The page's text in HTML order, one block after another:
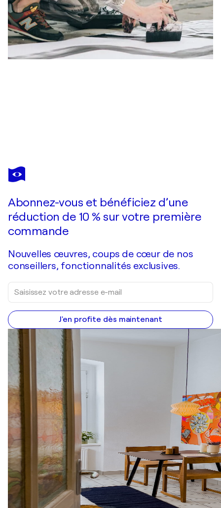
MAKSYM
SKVORTSOV
Je passe commande
Abonnez-vous et bénéficiez d’une
réduction de 10 % sur votre première
commande
Nouvelles œuvres, coups de cœur de nos
conseillers, fonctionnalités exclusives.
J'en profite dès maintenant